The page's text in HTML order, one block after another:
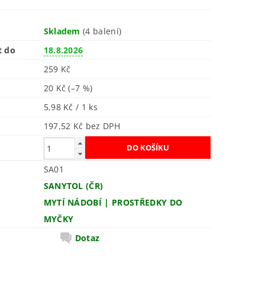
Skladem(4 balení)
do
18.8.2026
259 Kč
20 Kč(–7 %)
5,98 Kč / 1 ks
197,52 Kč bez DPH
SA01
SANYTOL (ČR)
MYTÍ NÁDOBÍ | PROSTŘEDKY DO
MYČKY
Dotaz